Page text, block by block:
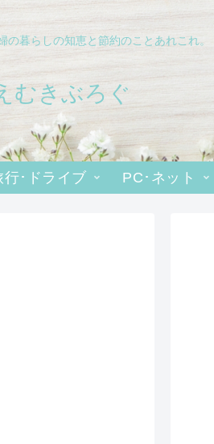
暮らしの知恵と節約のことあれこれ。
むきぶろぐ
行･ドライブ PC･ネット